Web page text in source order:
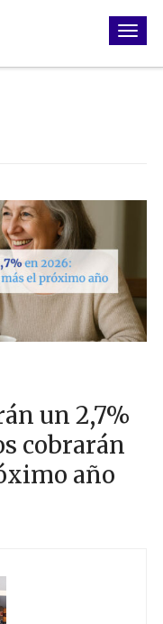
un 2,7%
cobrarán
año